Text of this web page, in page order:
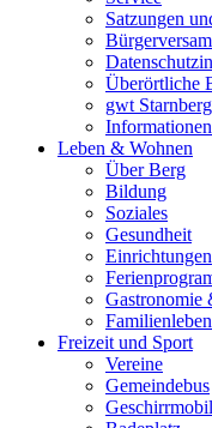
Satzungen
Überörtliche
gwt
Leben & Wohnen
Über Berg
Bildung
Soziales
Gesundheit
Einrichtungen
Gastronomie
Freizeit und Sport
Vereine
Gemeindebus
Geschirrmobil